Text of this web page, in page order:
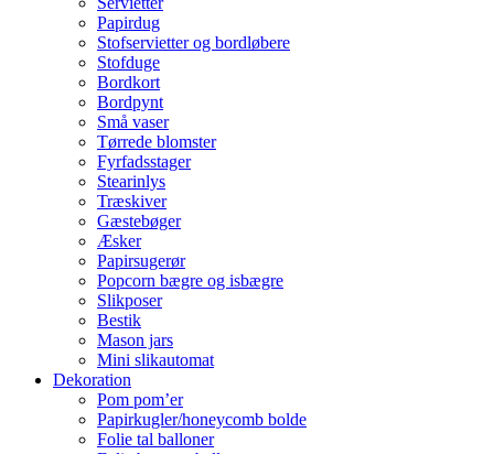
Papirdug
Stofservietter og bordløbere
Stofduge
Bordkort
Bordpynt
Små vaser
Tørrede blomster
Fyrfadsstager
Stearinlys
Træskiver
Gæstebøger
Æsker
Papirsugerør
Popcorn bægre og isbægre
Slikposer
Bestik
Mason jars
Mini slikautomat
Dekoration
Pom pom’er
Papirkugler/honeycomb bolde
Folie tal balloner